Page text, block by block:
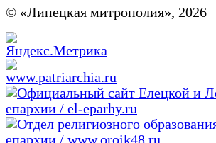
© «Липецкая митрополия», 2026